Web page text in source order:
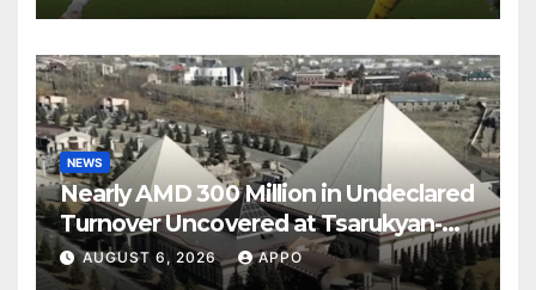
NEWS
Nearly AMD 300 Million in Undeclared
Turnover Uncovered at Tsarukyan-
Owned Entertainment Center
AUGUST 6, 2026 APPO